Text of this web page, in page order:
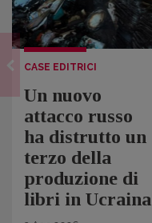
CASE EDITRICI
Un nuovo
attacco russo
ha distrutto un
terzo della
produzione di
libri in Ucraina